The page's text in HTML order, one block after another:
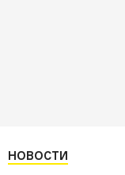
НОВОСТИ